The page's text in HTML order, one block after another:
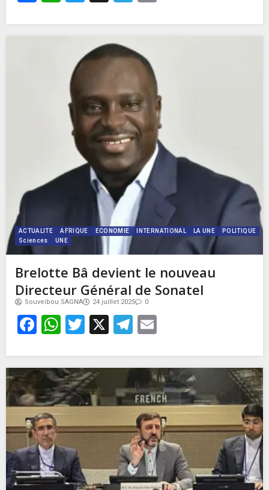
ACTUALITE AFRIQUE ECONOMIE INTERNATIONAL LA UNE
POLITIQUE
Sciences
UNE
Brelotte Bâ devient le nouveau
Directeur Général de Sonatel
Souveibou SAGNA 24 juillet 2025 0
Facebook
WhatsApp
Twitter
X Telegram